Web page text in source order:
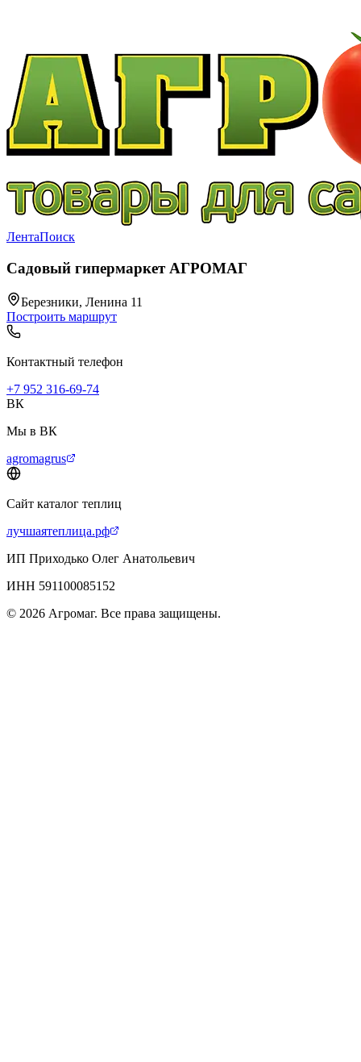
ЛентаПоиск
Садовый гипермаркет АГРОМАГ
Березники, Ленина 11
Построить маршрут
Контактный телефон
+7 952 316-69-74
ВК
Мы в ВК
agromagrus
Сайт каталог теплиц
лучшаятеплица.рф
ИП Приходько Олег Анатольевич
ИНН 591100085152
© 2026 Агромаг. Все права защищены.